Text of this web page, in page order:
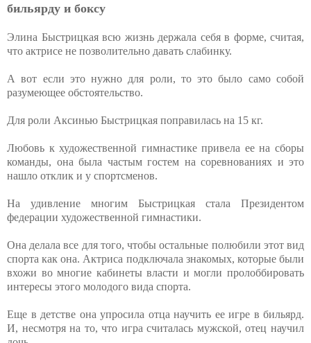
бильярду и боксу
Элина Быстрицкая всю жизнь держала себя в форме, считая,
что актрисе не позволительно давать слабинку.
А вот если это нужно для роли, то это было само собой
разумеющее обстоятельство.
Для роли Аксинью Быстрицкая поправилась на 15 кг.
Любовь к художественной гимнастике привела ее на сборы
команды, она была частым гостем на соревнованиях и это
нашло отклик и у спортсменов.
На удивление многим Быстрицкая стала Президентом
федерации художественной гимнастики.
Она делала все для того, чтобы остальные полюбили этот вид
спорта как она. Актриса подключала знакомых, которые были
вхожи во многие кабинеты власти и могли пролоббировать
интересы этого молодого вида спорта.
Еще в детстве она упросила отца научить ее игре в бильярд.
И, несмотря на то, что игра считалась мужской, отец научил